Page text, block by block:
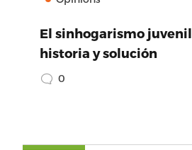
El sinhogarismo
historia y solución
0